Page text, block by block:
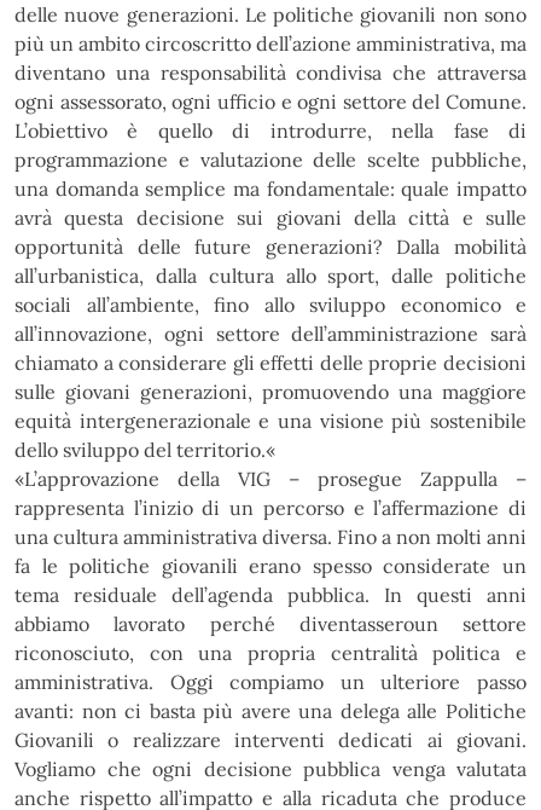
delle nuove generazioni. Le politiche giovanili non sono
più un ambito circoscritto dell’azione amministrativa, ma
diventano una responsabilità condivisa che attraversa
ogni assessorato, ogni ufficio e ogni settore del Comune.
L’obiettivo è quello di introdurre, nella fase di
programmazione e valutazione delle scelte pubbliche,
una domanda semplice ma fondamentale: quale impatto
avrà questa decisione sui giovani dellacittà e sulle
opportunità delle future generazioni?
Dalla mobilità
all’urbanistica, dalla cultura allo sport,dalle politiche
sociali
all’ambiente, fino allo sviluppo economico
e
all’innovazione, ogni settoredell’amministrazione sarà
chiamato a considerare gli effetti delle proprie decisioni
sulle giovani generazioni, promuovendo una maggiore
equità intergenerazionale e una visione più sostenibile
dello sviluppo del territorio.«
«L’approvazione della VIG –
prosegue Zappulla
–
rappresenta l’inizio di un percorso e l’affermazione di
una cultura amministrativa diversa. Fino a non molti anni
fa le politiche giovanili erano spessoconsiderate un
tema residuale dell’agenda pubblica. In questi anni
abbiamo lavorato perché diventasseroun settore
riconosciuto, con una propria centralità politica e
amministrativa. Oggi compiamo un ulteriore passo
avanti: non ci basta più avere una delega alle Politiche
Giovanili o realizzare interventi dedicati ai giovani.
Vogliamo che ogni decisione pubblica venga valutata
anche rispetto all’impatto e alla ricadutache produce